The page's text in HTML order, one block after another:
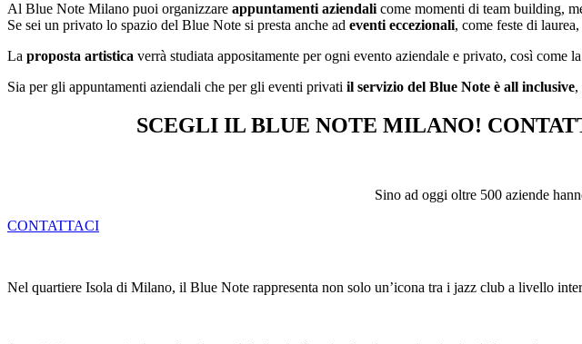
Al Blue Note Milano puoi organizzare appuntamenti aziendali come momenti di team building,
Se sei un privato lo spazio del Blue Note si presta anche ad eventi eccezionali, come feste di
La proposta artistica verrà studiata appositamente per ogni evento aziendale e privato, così come la
Sia per gli appuntamenti aziendali che per gli eventi privati il servizio del Blue Note è all inclusive,
SCEGLI IL BLUE NOTE MILANO!
Sino ad oggi oltre 500 aziende
CONTATTACI
Nel quartiere Isola di Milano, il Blue Note rappresenta non solo un’icona tra i jazz club a livello